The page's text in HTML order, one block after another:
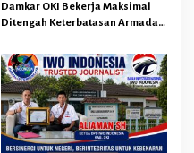
Damkar OKI Bekerja Maksimal
Ditengah Keterbatasan Armada
Jauh Dari Harapan